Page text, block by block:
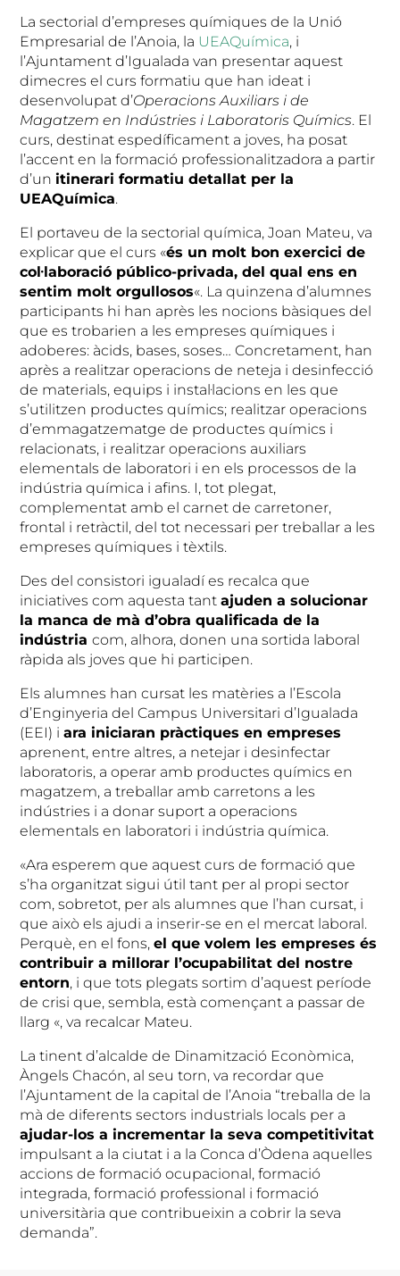
La sectorial d’empreses químiques de la Unió
Empresarial de l’Anoia, la UEAQuímica, i
l’Ajuntament d’Igualada van presentar aquest
dimecres el curs formatiu que han ideat i
desenvolupat d’Operacions Auxiliars i de
Magatzem en Indústries i Laboratoris Químics. El
curs, destinat espedíficament a joves, ha posat
l’accent en la formació professionalitzadora a partir
d’un itinerari formatiu detallat per la
UEAQuímica.
El portaveu de la sectorial química, Joan Mateu, va
explicar que el curs «és un molt bon exercici de
col·laboració público-privada, del qual ens en
sentim molt orgullosos«. La quinzena d’alumnes
participants hi han après les nocions bàsiques del
que es trobarien a les empreses químiques i
adoberes: àcids, bases, soses… Concretament, han
après a realitzar operacions de neteja i desinfecció
de materials, equips i instal·lacions en les que
s’utilitzen productes químics; realitzar operacions
d’emmagatzematge de productes químics i
relacionats, i realitzar operacions auxiliars
elementals de laboratori i en els processos de la
indústria química i afins. I, tot plegat,
complementat amb el carnet de carretoner,
frontal i retràctil, del tot necessari per treballar a les
empreses químiques i tèxtils.
Des del consistori igualadí es recalca que
iniciatives com aquesta tantajuden a solucionar
la manca de mà d’obra qualificada de la
indústriacom, alhora, donen una sortida laboral
ràpida als joves que hi participen.
Els alumnes han cursat les matèries a l’Escola
d’Enginyeria del Campus Universitari d’Igualada
(EEI) iara iniciaran pràctiques en empreses
aprenent, entre altres, a netejar i desinfectar
laboratoris, a operar amb productes químics en
magatzem, a treballar amb carretons a les
indústries i a donar suport a operacions
elementals en laboratori i indústria química.
«Ara esperem que aquest curs de formació que
s’ha organitzat sigui útil tant per al propi sector
com, sobretot, per als alumnes que l’han cursat, i
que això els ajudi a inserir-se en el mercat laboral.
Perquè, en el fons,el que volem les empreses és
contribuir a millorar l’ocupabilitat del nostre
entorn, i que tots plegats sortim d’aquest període
de crisi que, sembla, està començant a passar de
llarg «, va recalcar Mateu.
La tinent d’alcalde de Dinamització Econòmica,
Àngels Chacón, al seu torn, va recordar que
l’Ajuntament de la capital de l’Anoia “treballa de la
mà de diferents sectors industrials locals per a
ajudar-los a incrementar la seva competitivitat
impulsant a la ciutat i a la Conca d’Òdena aquelles
accions de formació ocupacional, formació
integrada, formació professional i formació
universitària que contribueixin a cobrir la seva
demanda”.